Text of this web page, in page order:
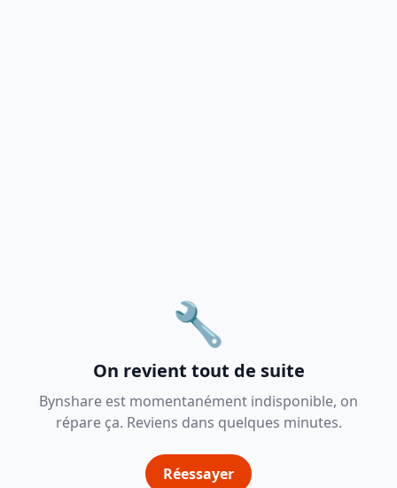
🔧
On revient tout de suite
Bynshare est momentanément indisponible, on
répare ça. Reviens dans quelques minutes.
Réessayer